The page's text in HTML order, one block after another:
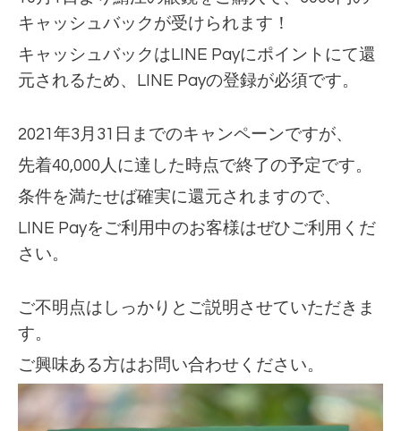
キャッシュバックが受けられます！
キャッシュバックはLINE Payにポイントにて還
元されるため、LINE Payの登録が必須です。
2021年3月31日までのキャンペーンですが、
先着40,000人に達した時点で終了の予定です。
条件を満たせば確実に還元されますので、
LINE Payをご利用中のお客様はぜひご利用くだ
さい。
ご不明点はしっかりとご説明させていただきま
す。
ご興味ある方はお問い合わせください。